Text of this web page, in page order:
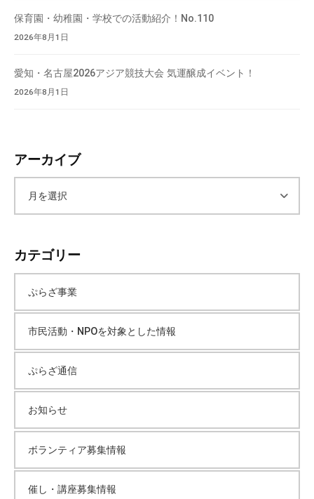
保育園・幼稚園・学校での活動紹介！No.110
2026年8月1日
愛知・名古屋2026アジア競技大会 気運醸成イベント！
2026年8月1日
アーカイブ
カ
イ
ブ
カテゴリー
ぷらざ事業
市民活動・NPOを対象とした情報
ぷらざ通信
お知らせ
ボランティア募集情報
催し・講座募集情報